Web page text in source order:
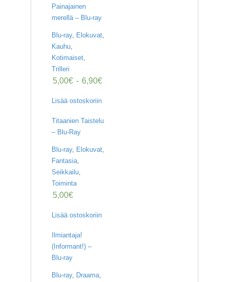
Painajainen
merellä – Blu-ray
Blu-ray, Elokuvat,
Kauhu,
Kotimaiset,
Trilleri
5,00€ - 6,90€
Lisää ostoskoriin
Titaanien Taistelu
– Blu-Ray
Blu-ray, Elokuvat,
Fantasia,
Seikkailu,
Toiminta
5,00€
Lisää ostoskoriin
Ilmiantaja!
(Informant!) –
Blu-ray
Blu-ray, Draama,